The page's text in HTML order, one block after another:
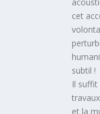
cet
subtil !
Il suffit
et la